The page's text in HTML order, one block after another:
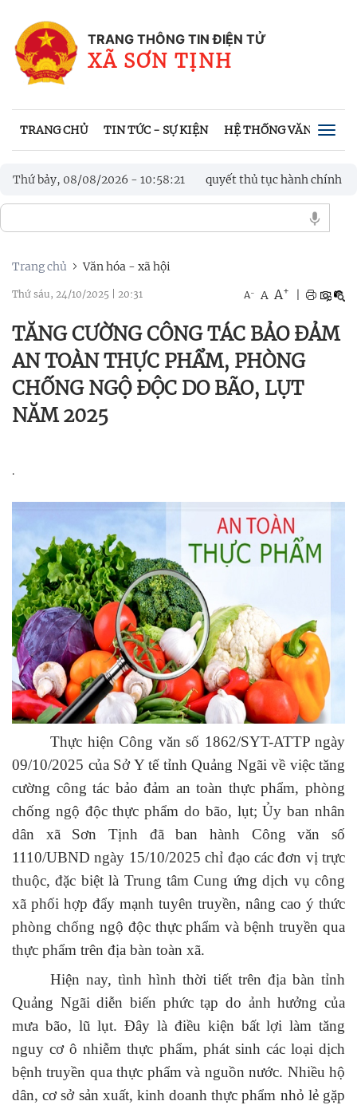
TRANG THÔNG TIN ĐIỆN TỬ
XÃ SƠN TỊNH
TRANG CHỦ TIN TỨC - SỰ KIỆN HỆ THỐNG VĂN BẢN
Thứ bảy, 08/08/2026 - 10:58:23
trợ xã hội trong giải quyết thủ tục hành chính
SƠN TỊNH LẦN THỨ I NĂM 2026
Trang chủ Văn hóa - xã hội
Thứ sáu, 24/10/2025 20:31 A- A A+
TĂNG CƯỜNG CÔNG TÁC BẢO ĐẢM
AN TOÀN THỰC PHẨM, PHÒNG
CHỐNG NGỘ ĐỘC DO BÃO, LỤT
NĂM 2025
.
Thực hiện Công văn số 1862/SYT-ATTP ngày
09/10/2025 của Sở Y tế tỉnh Quảng Ngãi về việc tăng
cường công tác bảo đảm an toàn thực phẩm, phòng
chống ngộ độc thực phẩm do bão, lụt; Ủy ban nhân
dân xã Sơn Tịnh đã ban hành Công văn số
1110/UBND ngày 15/10/2025 chỉ đạo các đơn vị trực
thuộc, đặc biệt là Trung tâm Cung ứng dịch vụ công
xã phối hợp đẩy mạnh tuyên truyền, nâng cao ý thức
phòng chống ngộ độc thực phẩm và bệnh truyền qua
thực phẩm trên địa bàn toàn xã.
Hiện nay, tình hình thời tiết trên địa bàn tỉnh
Quảng Ngãi diễn biến phức tạp do ảnh hưởng của
mưa bão, lũ lụt. Đây là điều kiện bất lợi làm tăng
nguy cơ ô nhiễm thực phẩm, phát sinh các loại dịch
bệnh truyền qua thực phẩm và nguồn nước. Nhiều hộ
dân, cơ sở sản xuất, kinh doanh thực phẩm nhỏ lẻ gặp